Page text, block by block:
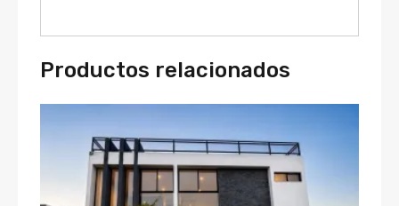
Productos relacionados